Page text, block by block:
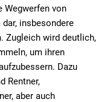
Wegwerfen von
insbesondere
Zugleich wird deutlich,
um ihren
Dazu
Rentner,
aber auch